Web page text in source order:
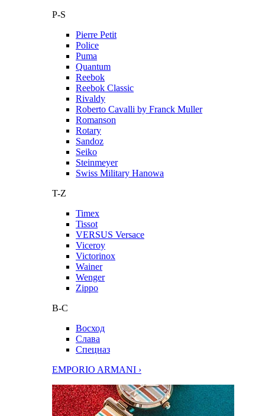
P-S
Pierre Petit
Police
Puma
Quantum
Reebok
Reebok Classic
Rivaldy
Roberto Cavalli by Franck Muller
Romanson
Rotary
Sandoz
Seiko
Steinmeyer
Swiss Military Hanowa
T-Z
Timex
Tissot
VERSUS Versace
Viceroy
Victorinox
Wainer
Wenger
Zippo
В-С
Восход
Слава
Спецназ
EMPORIO ARMANI ›